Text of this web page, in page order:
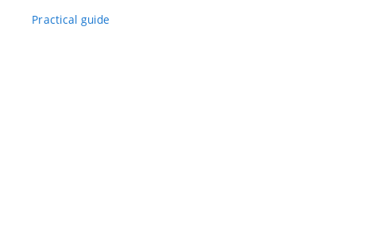
Practical guide